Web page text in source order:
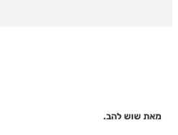
מאת שוש להב.